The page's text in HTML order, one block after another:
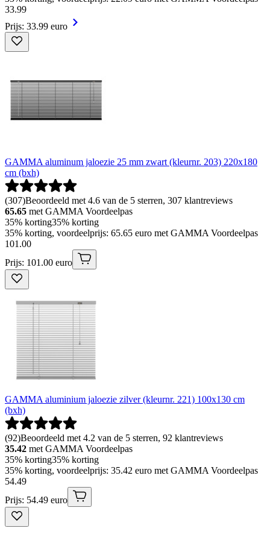
33.99
Prijs: 33.99 euro
GAMMA aluminum jaloezie 25 mm zwart (kleurnr. 203) 220x180
cm (bxh)
(307)Beoordeeld met 4.6 van de 5 sterren, 307 klantreviews
65.65 met GAMMA Voordeelpas
35% korting35% korting
35% korting, voordeelprijs: 65.65 euro met GAMMA Voordeelpas
101 .00
Prijs: 101.00 euro
GAMMA aluminium jaloezie zilver (kleurnr. 221) 100x130 cm
(bxh)
(92)Beoordeeld met 4.2 van de 5 sterren, 92 klantreviews
35.42 met GAMMA Voordeelpas
35% korting35% korting
35% korting, voordeelprijs: 35.42 euro met GAMMA Voordeelpas
54.49
Prijs: 54.49 euro